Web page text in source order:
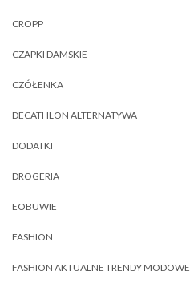
CROPP
CZAPKI DAMSKIE
CZÓŁENKA
DECATHLON ALTERNATYWA
DODATKI
DROGERIA
EOBUWIE
FASHION
FASHION AKTUALNE TRENDY MODOWE